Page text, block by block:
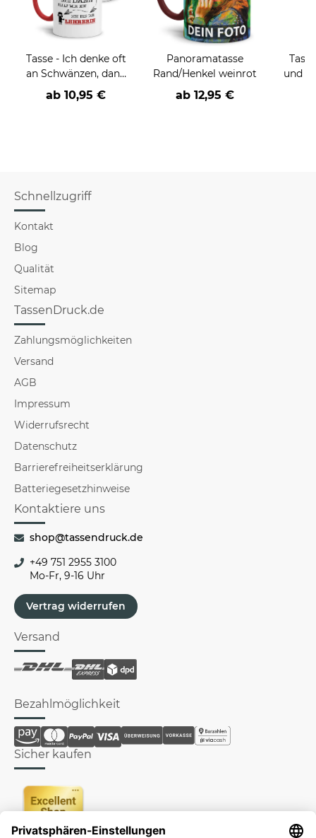
Tasse - Ich denke oft
an Schwänzen, dann
fällt mir ein, ich bin
der/die Lehrer/in
ab 10,95 €
Panoramatasse
Rand/Henkel weinrot
ab 12,95 €
und
Schnellzugriff
Kontakt
Blog
Qualität
Sitemap
TassenDruck.de
Zahlungsmöglichkeiten
Versand
AGB
Impressum
Widerrufsrecht
Datenschutz
Barrierefreiheitserklärung
Batteriegesetzhinweise
Kontaktiere uns
shop@tassendruck.de
+49 751 2955 3100
Mo-Fr, 9-16 Uhr
Vertrag widerrufen
Versand
Bezahlmöglichkeit
Sicher kaufen